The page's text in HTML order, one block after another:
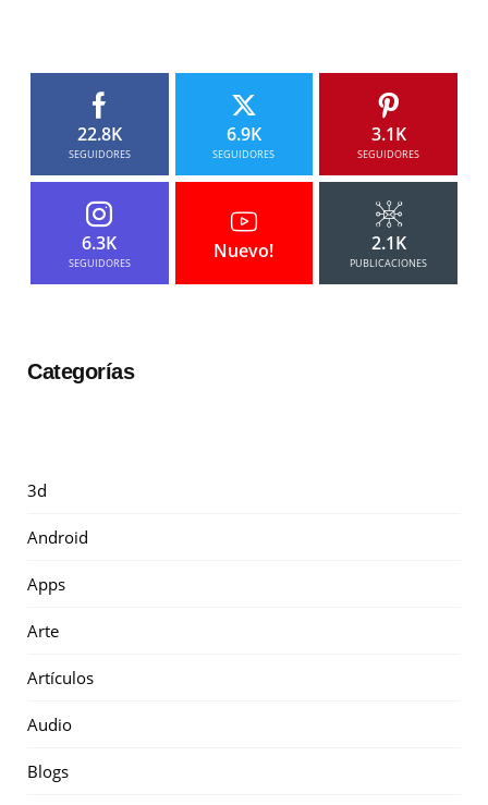
22.8K
SEGUIDORES
6.9K
SEGUIDORES
3.1K
SEGUIDORES
6.3K
SEGUIDORES
Nuevo! 2.1K
PUBLICACIONES
Categorías
3d
Android
Apps
Arte
Artículos
Audio
Blogs